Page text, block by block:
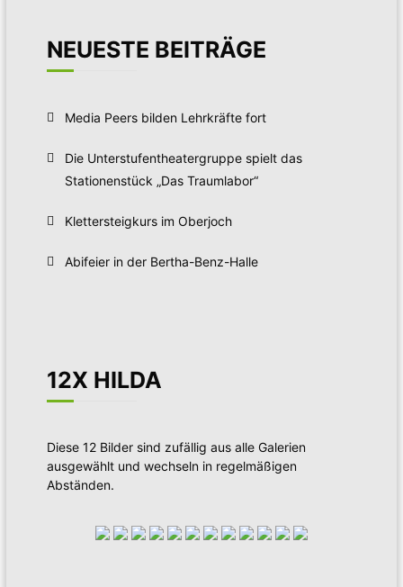
NEUESTE BEITRÄGE
Media Peers bilden Lehrkräfte fort
Die Unterstufentheatergruppe spielt das
Stationenstück „Das Traumlabor“
Klettersteigkurs im Oberjoch
Abifeier in der Bertha-Benz-Halle
12X HILDA
Diese 12 Bilder sind zufällig aus alle Galerien
ausgewählt und wechseln in regelmäßigen
Abständen.